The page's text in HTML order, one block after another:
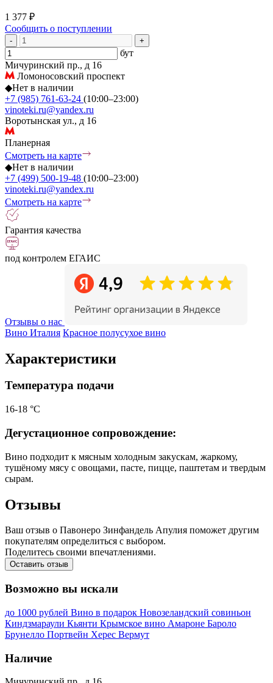
1 377 ₽
Сообщить о поступлении
- +
бут
Мичуринский пр., д 16
Ломоносовский проспект
◆Нет в наличии
+7 (985) 761-63-24 (10:00–23:00)
vinoteki.ru@yandex.ru
Воротынская ул., д 16
Планерная
Смотреть на карте
◆Нет в наличии
+7 (499) 500-19-48 (10:00–23:00)
vinoteki.ru@yandex.ru
Смотреть на карте
Гарантия качества
под контролем ЕГАИС
Отзывы о нас
Вино Италия Красное полусухое вино
Характеристики
Температура подачи
16-18 °С
Дегустационное сопровождение:
Вино подходит к мясным холодным закускам, жаркому,
тушёному мясу с овощами, пасте, пицце, паштетам и твердым
сырам.
Отзывы
Ваш отзыв о Павонеро Зинфандель Апулия поможет другим
покупателям определиться с выбором.
Поделитесь своими впечатлениями.
Оставить отзыв
Возможно вы искали
до 1000 рублей Вино в подарок Новозеландский совиньон
Киндзмараули Кьянти Крымское вино Амароне Бароло
Брунелло Портвейн Херес Вермут
Наличие